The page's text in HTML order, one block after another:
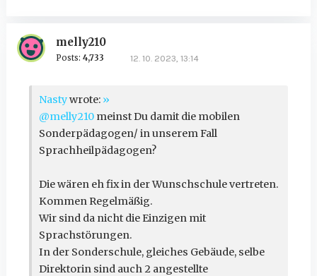
melly210
Posts: 4,733 12. 10. 2023, 13:14
Nastywrote: »
@melly210meinst Du damit die mobilen
Sonderpädagogen/ in unserem Fall
Sprachheilpädagogen?
Die wären eh fix in der Wunschschule vertreten.
Kommen Regelmäßig.
Wir sind da nicht die Einzigen mit
Sprachstörungen.
In der Sonderschule, gleiches Gebäude, selbe
Direktorin sind auch 2 angestellte